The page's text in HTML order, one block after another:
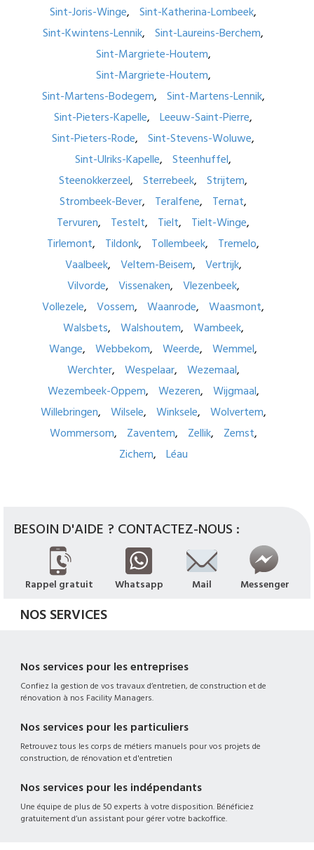
Sint-Joris-Winge
Sint-Katherina-Lombeek
Sint-Kwintens-Lennik
Sint-Laureins-Berchem
Sint-Margriete-Houtem
Sint-Margriete-Houtem
Sint-Martens-Bodegem
Sint-Martens-Lennik
Sint-Pieters-Kapelle
Leeuw-Saint-Pierre
Sint-Pieters-Rode
Sint-Stevens-Woluwe
Sint-Ulriks-Kapelle
Steenhuffel
Steenokkerzeel
Sterrebeek
Strijtem
Strombeek-Bever
Teralfene
Ternat
Tervuren
Testelt Tielt
Tielt-Winge
Tirlemont
Tildonk Tollembeek
Tremelo
Vaalbeek
Veltem-Beisem
Vertrijk
Vilvorde
Vissenaken
Vlezenbeek
Vollezele
Vossem Waanrode
Waasmont
Walsbets
Walshoutem
Wambeek
Wange
Webbekom Weerde
Wemmel
Werchter
Wespelaar
Wezemaal
Wezembeek-Oppem
Wezeren
Wijgmaal
Willebringen
Wilsele Winksele
Wolvertem
Wommersom
Zaventem Zellik
Zemst
Zichem
Léau
BESOIN D'AIDE ? CONTACTEZ-NOUS :
Rappel gratuit Whatsapp Mail Messenger
NOS SERVICES
Nos services pour les entreprises
Confiez la gestion de vos travaux d’entretien, de construction et de
rénovation à nos Facility Managers.
Nos services pour les particuliers
Retrouvez tous les corps de métiers manuels pour vos projets de
construction, de rénovation et d'entretien
Nos services pour les indépendants
Une équipe de plus de 50 experts à votre disposition. Bénéficiez
gratuitement d’un assistant pour gérer votre backoffice.